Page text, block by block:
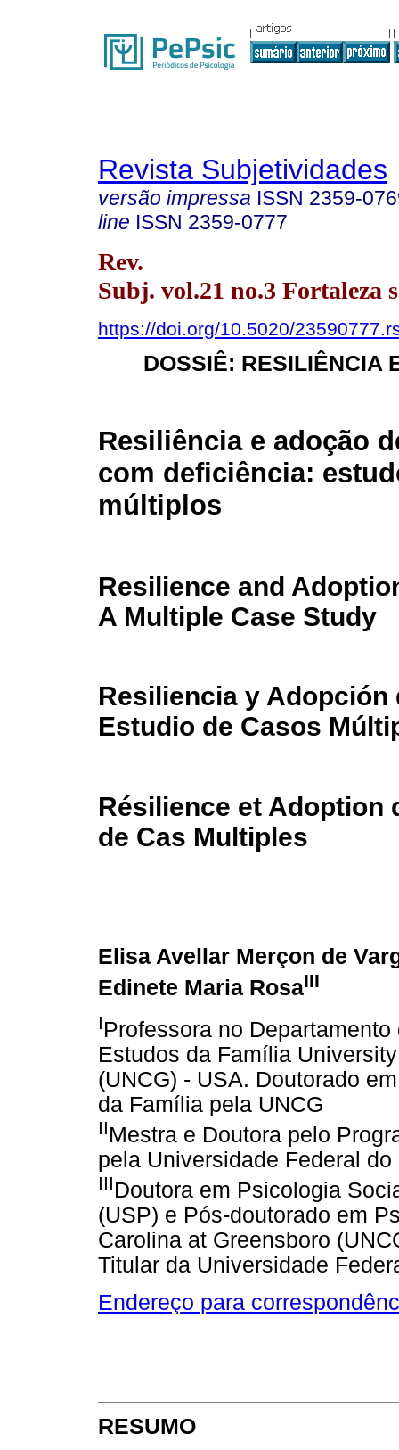
Revista Subjetividades
versão impressa ISSN 2359-
line ISSN 2359-0777
Rev.
Subj. vol.21 no.3 Fortaleza
https://doi.org/10.5020/
DOSSIÊ: RESILIÊNCIA
Resiliência e adoção
com deficiência:
múltiplos
Resilience and
A Multiple Case Study
Resiliencia y
Estudio de Casos
Résilience et Adoption
de Cas Multiples
Elisa Avellar Merçon de
Edinete Maria RosaIII
IProfessora no
Estudos da Família
(UNCG) - USA. Doutorado
da Família pela UNCG
IIMestra e Doutora pelo
pela Universidade Federal
IIIDoutora em Psicologia
(USP) e Pós-doutorado em
Carolina at Greensboro
Titular da Universidade
Endereço para
RESUMO